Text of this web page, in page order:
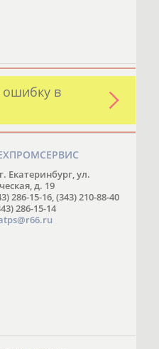
ошибку в
Екатеринбург, ул.
д. 19
286-15-16, (343) 210-88-40
286-15-14